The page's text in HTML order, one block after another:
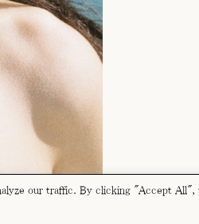
our traffic. By clicking "Accept